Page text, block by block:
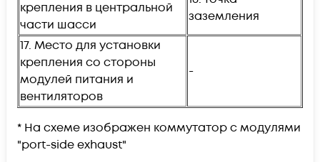
крепления в центральной
части шасси
заземления
17. Место для установки
крепления со стороны
модулей питания и
вентиляторов
-
* На схеме изображен коммутатор с модулями
"port-side exhaust"